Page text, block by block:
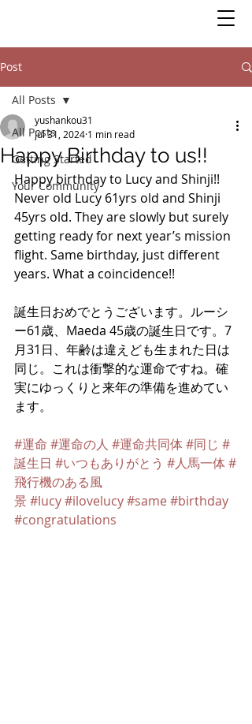
Post
All Posts
Getting Started
Your Community
All Posts
Happy Birthday to us!!
yushankou31
Jul 31, 2024 1 min read
Happy birthday to Lucy and Shinji!!
Never old Lucy 61yrs old and Shinji
45yrs old. They are slowly but surely
getting ready for next year’s mission
flight. Same birthday, just different
years. What a coincidence!!
誕生日おめでとうございます。ルーシ
ー61歳、Maeda 45歳の誕生日です。7
月31日、年齢は違えども生まれた日は
同じ。これは衝撃的な運命ですね。確
実にゆっくりと来年の準備を進めてい
ます。
#運命 #運命の人 #運命共同体#同じ #
誕生日 #いつもありがとう #人馬一体#
飛行機のある風
景#lucy#ilovelucy#same #birthday
#congratulations